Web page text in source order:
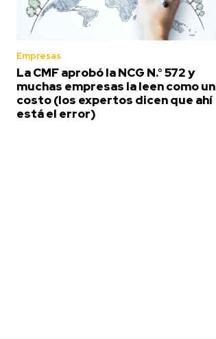
Empresas
La CMF aprobó la NCG N.° 572 y
muchas empresas la leen como un
costo (los expertos dicen que ahí
está el error)